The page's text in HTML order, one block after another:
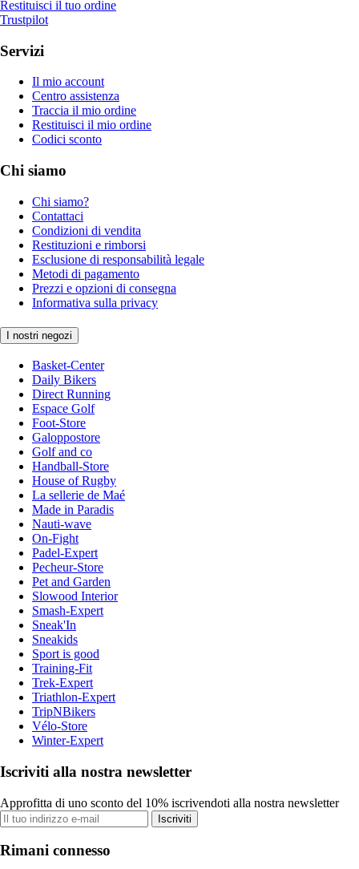
Restituisci il tuo ordine
Trustpilot
Servizi
Il mio account
Centro assistenza
Traccia il mio ordine
Restituisci il mio ordine
Codici sconto
Chi siamo
Chi siamo?
Contattaci
Condizioni di vendita
Restituzioni e rimborsi
Esclusione di responsabilità legale
Metodi di pagamento
Prezzi e opzioni di consegna
Informativa sulla privacy
I nostri negozi
Basket-Center
Daily Bikers
Direct Running
Espace Golf
Foot-Store
Galoppostore
Golf and co
Handball-Store
House of Rugby
La sellerie de Maé
Made in Paradis
Nauti-wave
On-Fight
Padel-Expert
Pecheur-Store
Pet and Garden
Slowood Interior
Smash-Expert
Sneak'In
Sneakids
Sport is good
Training-Fit
Trek-Expert
Triathlon-Expert
TripNBikers
Vélo-Store
Winter-Expert
Iscriviti alla nostra newsletter
Approfitta di uno sconto del 10% iscrivendoti alla nostra newsletter
Iscriviti
Rimani connesso